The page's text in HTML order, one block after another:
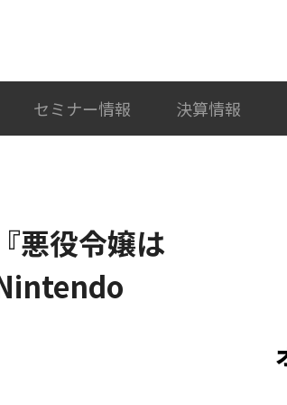
セミナー情報 決算情報
悪役令嬢は